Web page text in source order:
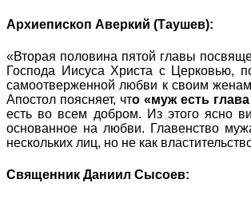
Архиепископ Аверкий (Таушев):
«Вторая половина пятой главы
Господа Иисуса Христа с Церковью,
самоотверженной любви к своим
Апостол поясняет, что «муж есть
есть во всем добром. Из этого ясно
основанное на любви. Главенство
нескольких лиц, но не как
Священник Даниил Сысоев: